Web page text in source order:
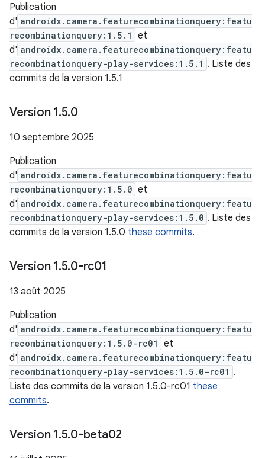
Publication
d' androidx.camera.featurecombinationquery:featu
recombinationquery:1.5.1
et
d' androidx.camera.featurecombinationquery:featu
recombinationquery-play-services:1.5.1 . Liste des
commits de la version 1.5.1
Version 1.5.0
10 septembre 2025
Publication
d' androidx.camera.featurecombinationquery:featu
recombinationquery:1.5.0 et
d' androidx.camera.featurecombinationquery:featu
recombinationquery-play-services:1.5.0 . Liste des
commits de la version 1.5.0 these commits.
Version 1.5.0-rc01
13 août 2025
Publication
d' androidx.camera.featurecombinationquery:featu
recombinationquery:1.5.0-rc01
et
d' androidx.camera.featurecombinationquery:featu
recombinationquery-play-services:1.5.0-rc01 .
Liste des commits de la version 1.5.0-rc01 these
commits.
Version 1.5.0-beta02